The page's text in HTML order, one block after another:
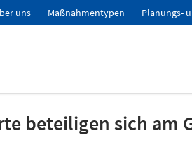
uns Maßnahmentypen Planungs-
beteiligen sich am